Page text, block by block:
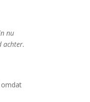
nu
achter.
omdat